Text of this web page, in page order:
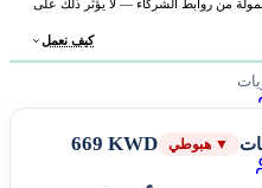
من روابط الشركاء — لا يؤثر ذلك على
كيف نعمل
▼ هبوطي 669 KWD